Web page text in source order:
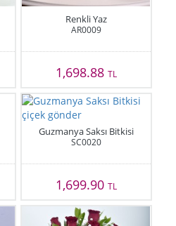
Renkli Yaz
AR0009
1,698.88 TL
Guzmanya Saksı Bitkisi
SC0020
1,699.90 TL